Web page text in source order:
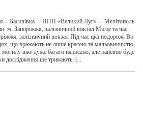
– Василівка – НПП «Великий Луг» – Мелітополь
м. Запоріжжя, залізничний вокзал Місце та час
залізничний вокзал Під час цієї подорожі Ви
що вражають не лише красою та мальовничістю,
вже дуже багато написано, але напевно буде
дослідження ще тривають, і...